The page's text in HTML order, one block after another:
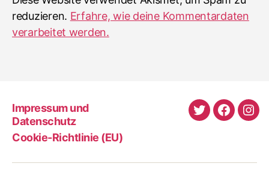
reduzieren. Erfahre, wie deine Kommentardaten
verarbeitet werden.
Impressum und
Datenschutz
Cookie-Richtlinie (EU)
Twitter